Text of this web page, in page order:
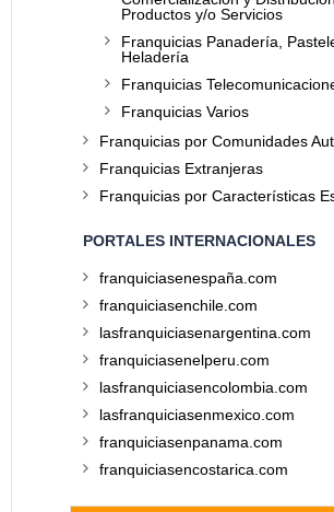
Productos y/o Servicios
Franquicias Panadería,
Heladería
Franquicias
Franquicias Varios
Franquicias por Comunidades
Franquicias Extranjeras
Franquicias por Características
PORTALES INTERNACIONALES
franquiciasenespaña.com
franquiciasenchile.com
lasfranquiciasenargentina.com
franquiciasenelperu.com
lasfranquiciasencolombia.com
lasfranquiciasenmexico.com
franquiciasenpanama.com
franquiciasencostarica.com